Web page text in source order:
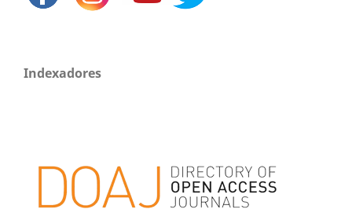
Indexadores